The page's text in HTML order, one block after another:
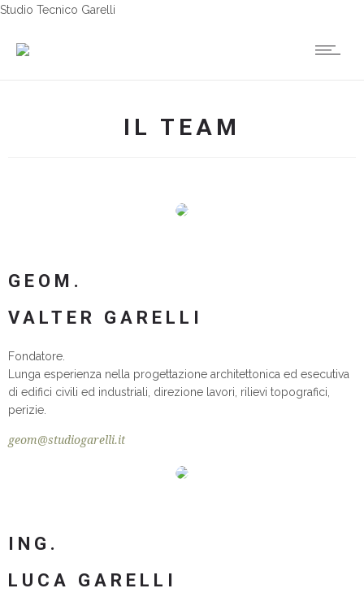
Studio Tecnico Garelli
IL TEAM
GEOM.
VALTER GARELLI
Fondatore.
Lunga esperienza nella progettazione architettonica ed esecutiva
di edifici civili ed industriali, direzione lavori, rilievi topografici,
perizie.
geom@studiogarelli.it
ING.
LUCA GARELLI